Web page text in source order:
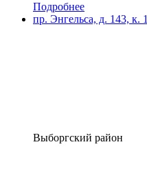
Подробнее
пр. Энгельса, д. 143, к. 1
Выборгский район